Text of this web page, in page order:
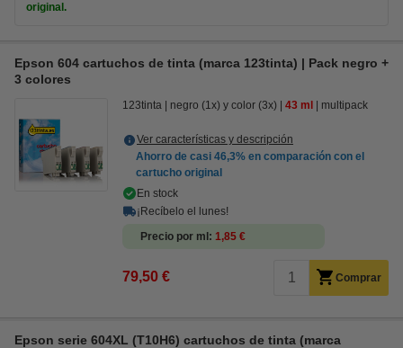
original.
Epson 604 cartuchos de tinta (marca 123tinta) | Pack negro +
3 colores
123tinta negro (1x) y color (3x) 43 ml multipack
Ver características y descripción
Ahorro de casi 46,3% en comparación con el
cartucho original
En stock
¡Recíbelo el lunes!
Precio por ml
1,85 €
79,50 € Comprar
Epson serie 604XL (T10H6) cartuchos de tinta (marca